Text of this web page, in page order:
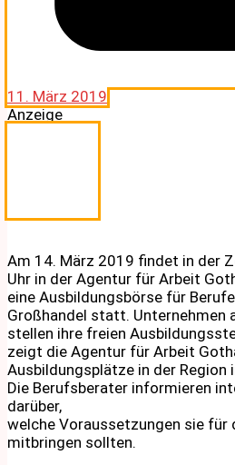
11. März 2019
Anzeige
Am 14. März 2019 findet in der
Uhr in der Agentur für Arbeit
eine Ausbildungsbörse für
Großhandel statt. Unternehmen
stellen ihre freien
zeigt die Agentur für Arbeit
Ausbildungsplätze in der Region
Die Berufsberater informieren
darüber,
welche Voraussetzungen sie für
mitbringen sollten.